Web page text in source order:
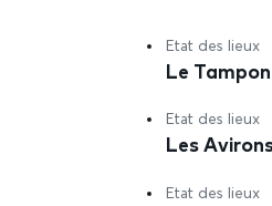
Etat des lieux
Le Tampon
Etat des lieux
Les
Etat des lieux